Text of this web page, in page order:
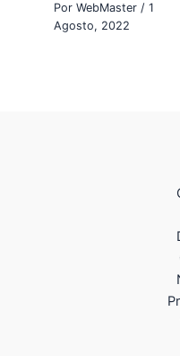
PorWebMaster/1
Agosto, 2022